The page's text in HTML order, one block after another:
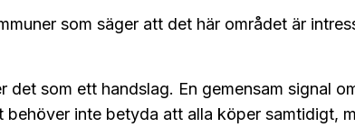
som säger att det här området är
det som ett handslag. En gemensam signal
behöver inte betyda att alla köper samtidigt,